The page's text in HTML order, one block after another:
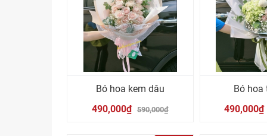
Bó hoa kem dâu
490,000₫ 590,000₫
Bó hoa
490,000₫